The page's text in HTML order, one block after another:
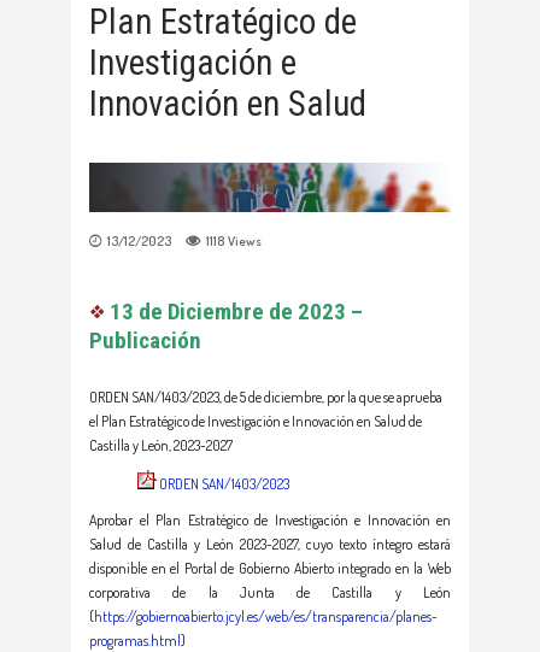
Plan Estratégico de
Investigación e
Innovación en Salud
13/12/2023 1118 Views
13 de Diciembre de 2023 –
Publicación
ORDEN SAN/1403/2023, de 5 de diciembre, por la que se aprueba
el Plan Estratégico de Investigación e Innovación en Salud de
Castilla y León, 2023-2027
ORDEN SAN/1403/2023
Aprobar el Plan Estratégico de Investigación e Innovación en
Salud de Castilla y León 2023-2027, cuyo texto íntegro estará
disponible en el Portal de Gobierno Abierto integrado en la Web
corporativa de la Junta de Castilla y León
(https://gobiernoabierto.jcyl.es/web/es/transparencia/planes-
programas.html )